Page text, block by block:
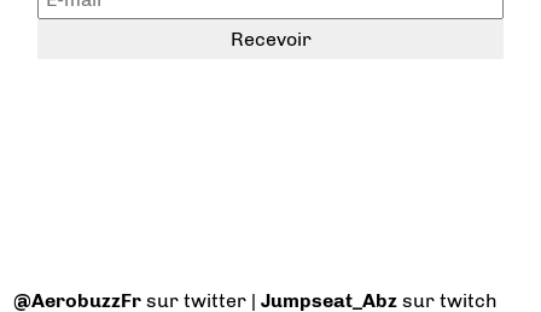
@AerobuzzFr sur twitter |Jumpseat_Abz sur twitch